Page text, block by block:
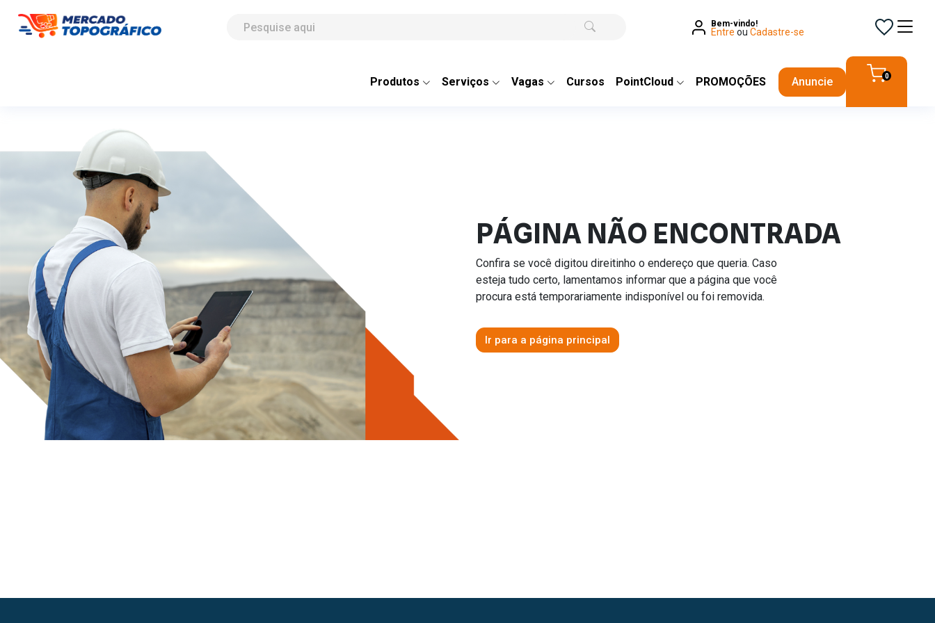
Bem-vindo!
Entre ou Cadastre-se
Produtos Serviços Vagas Cursos PointCloud PROMOÇÕES Anuncie 0
PÁGINA NÃO ENCONTRADA
Confira se você digitou direitinho o endereço que queria. Caso
esteja tudo certo, lamentamos informar que a página que você
procura está temporariamente indisponível ou foi removida.
Ir para a página principal